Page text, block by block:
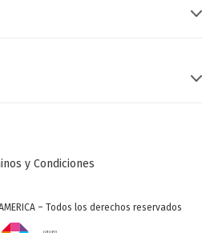
y Condiciones
– Todos los derechos reservados